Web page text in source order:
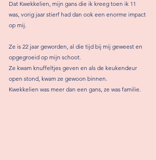
Dat Kwekkelien, mijn gans die ik kreeg toen ik 11
was, vorig jaar stierf had dan ook een enorme impact
op mij.
Ze is 22 jaar geworden, al die tijd bij mij geweest en
opgegroeid op mijn schoot.
Ze kwam knuffeltjes geven en als de keukendeur
open stond, kwam ze gewoon binnen.
Kwekkelien was meer dan een gans, ze was familie.